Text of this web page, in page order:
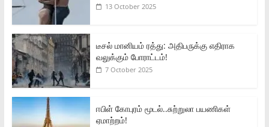
13 October 2025
டீசல் மானியம் ரத்து: அதிபருக்கு எதிராக
வலுக்கும் போராட்டம்!
7 October 2025
ஈபிள் கோபுரம் மூடல்..சுற்றுலா பயணிகள்
ஏமாற்றம்!